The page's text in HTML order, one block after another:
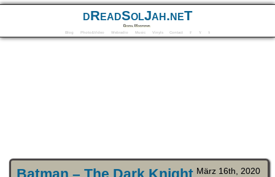
dReadSolJah.neT
Digital Mindforms
Blog Photo&Video Webradio Music Vinyls Contact F Y S
März 16th, 2020
Batman – The Dark Knight